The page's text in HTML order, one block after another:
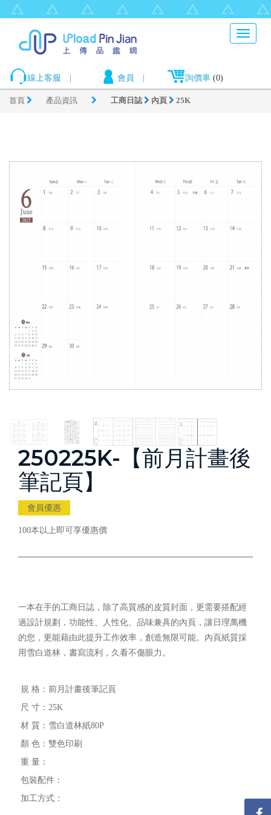
Toggle
線上客服 會員 詢價車 (0)
首頁 產品資訊 工商日誌 內頁 25K
250225K-【前月計畫後
筆記頁】
會員優惠
100本以上即可享優惠價
一本在手的工商日誌，除了高質感的皮質封面，更需要搭配經
過設計規劃，功能性、人性化、品味兼具的內頁，讓日理萬機
的您，更能藉由此提升工作效率，創造無限可能。內頁紙質採
用雪白道林，書寫流利，久看不傷眼力。
規 格：前月計畫後筆記頁
尺 寸：25K
材 質：雪白道林紙80P
顏 色：雙色印刷
重 量：
包裝配件：
加工方式：